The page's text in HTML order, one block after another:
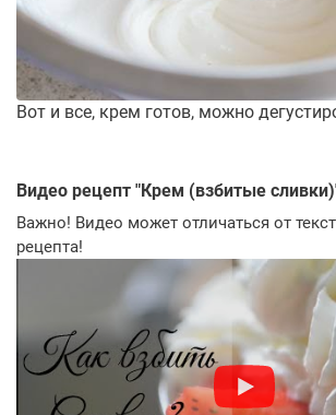
Вот и все, крем готов, можно
Видео рецепт "Крем (взбитые сливки)
Важно! Видео может отличаться от
рецепта!